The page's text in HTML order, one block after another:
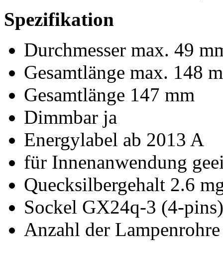
Spezifikation
Durchmesser max. 49
Gesamtlänge max. 148
Gesamtlänge 147 mm
Dimmbar ja
Energylabel ab 2013 A
für Innenanwendung
Quecksilbergehalt 2.6
Sockel GX24q-3 (4-pins)
Anzahl der